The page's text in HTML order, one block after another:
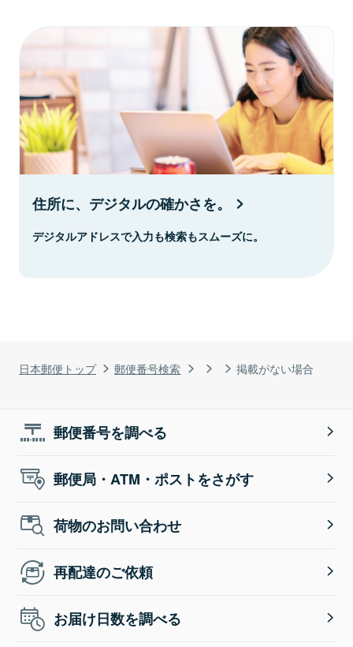
日本郵便トップ 郵便番号検索 掲載がない場合
住所に、デジタルの確かさを。
デジタルアドレスで入力も検索もスムーズに。
郵便番号を調べる
郵便局・ATM・ポストをさがす
荷物のお問い合わせ
再配達のご依頼
お届け日数を調べる